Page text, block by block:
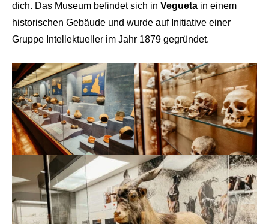
dich. Das Museum befindet sich in Vegueta in einem
historischen Gebäude und wurde auf Initiative einer
Gruppe Intellektueller im Jahr 1879 gegründet.